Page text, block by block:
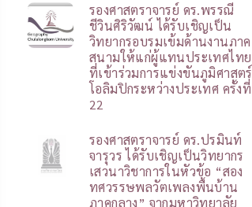
รองศาสตราจารย์ ดร.พรรณี
ชีวินศิริวัฒน์ ได้รับเชิญเป็น
วิทยากรอบรมเข้มด้านงานภาค
สนามให้แก่ผู้แทนประเทศไทย
ที่เข้าร่วมการแข่งขันภูมิศาสตร์
โอลิมปิกระหว่างประเทศ ครั้งที่
22
รองศาสตราจารย์ ดร.ปรมินท์
จารุวร ได้รับเชิญเป็นวิทยากร
เสวนาวิชาการในหัวข้อ “สอง
ทศวรรษพลวัตเพลงพื้นบ้าน
ภาคกลาง” จากมหาวิทยาลัย